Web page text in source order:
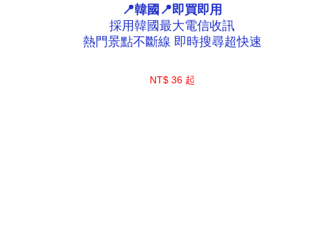
📍韓國📍即買即用
採用韓國最大電信收訊
熱門景點不斷線 即時搜尋超快速
NT$ 36 起